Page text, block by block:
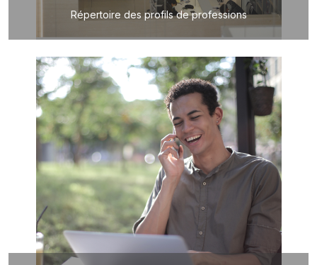
Répertoire des profils de professions